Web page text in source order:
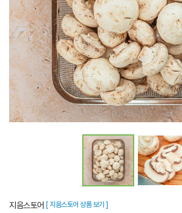
지음스토어 [ 지음스토어 상품 보기 ]